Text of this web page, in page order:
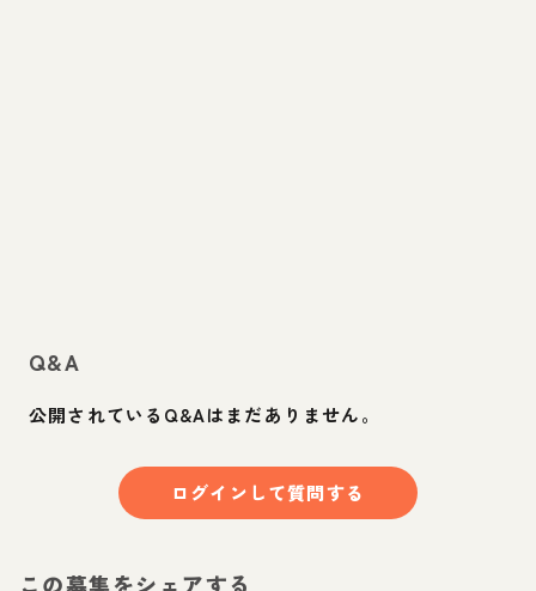
Q&A
公開されているQ&Aはまだありません。
ログインして質問する
この募集をシェアする